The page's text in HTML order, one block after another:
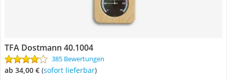
TFA Dostmann 40.1004
385 Bewertungen
ab 34,00 € ( Sofort lieferbar)